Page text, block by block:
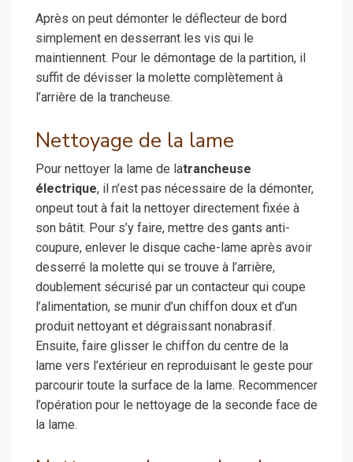
Après on peut démonter le déflecteur de bord
simplement en desserrant les vis qui le
maintiennent. Pour le démontage de la partition, il
suffit de dévisser la molette complètement à
l’arrière de la trancheuse.
Nettoyage de la lame
Pour nettoyer la lame de latrancheuse
électrique, il n’est pas nécessaire de la démonter,
onpeut tout à fait la nettoyer directement fixée à
son bâtit. Pour s’y faire, mettre des gants anti-
coupure, enlever le disque cache-lame après avoir
desserré la molette qui se trouve à l’arrière,
doublement sécurisé par un contacteur qui coupe
l’alimentation, se munir d’un chiffon doux et d’un
produit nettoyant et dégraissant nonabrasif.
Ensuite, faire glisser le chiffon du centre de la
lame vers l’extérieur en reproduisant le geste pour
parcourir toute la surface de la lame. Recommencer
l’opération pour le nettoyage de la seconde face de
la lame.